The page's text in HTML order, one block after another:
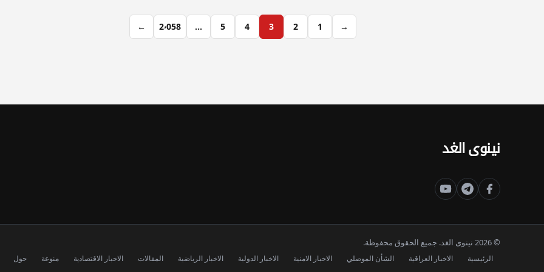
→
1
2
3
4
5
… 2٬058 ←
نينوى الغد
© 2026 نينوى الغد. جميع الحقوق محفوظة.
الرئيسية الاخبار العراقية الشأن الموصلي الاخبار الامنية الاخبار الدولية الاخبار الرياضية المقالات الاخبار الاقتصادية منوعة حول